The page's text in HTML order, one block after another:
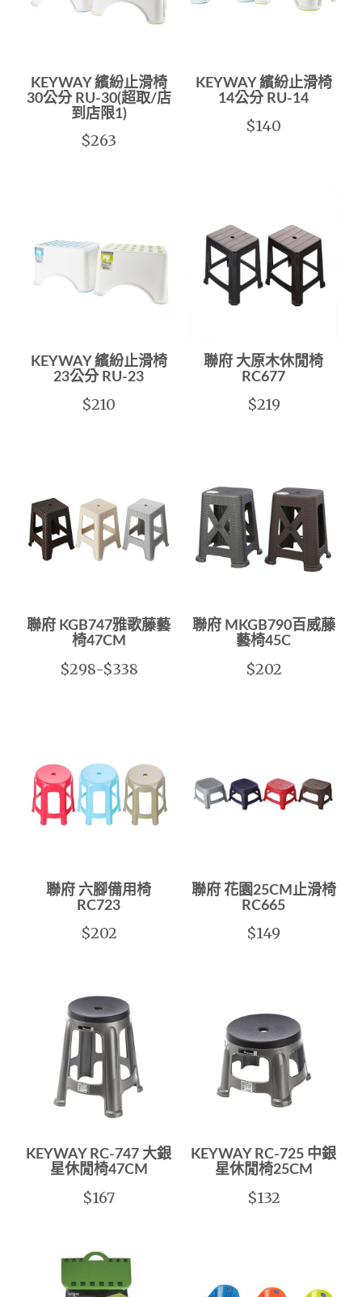
KEYWAY 繽紛止滑椅
30公分 RU-30(超取/店
到店限1)
$263
KEYWAY 繽紛止滑椅
14公分 RU-14
$140
KEYWAY 繽紛止滑椅
23公分 RU-23
$210
聯府 大原木休閒椅
RC677
$219
聯府 KGB747雅歌藤藝
椅47CM
$298-$338
聯府 MKGB790百威藤
藝椅45C
$202
聯府 六腳備用椅
RC723
$202
聯府 花園25CM止滑椅
RC665
$149
KEYWAY RC-747 大銀
星休閒椅47CM
$167
KEYWAY RC-725 中銀
星休閒椅25CM
$132